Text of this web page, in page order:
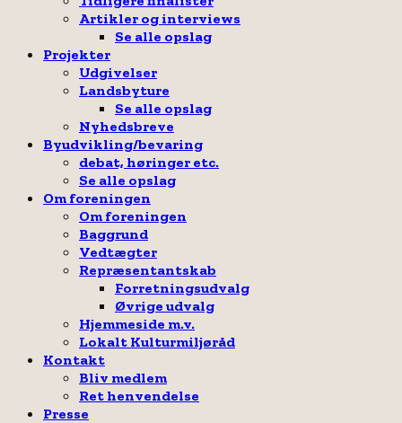
Artikler og interviews
Se alle opslag
Projekter
Udgivelser
Landsbyture
Se alle opslag
Nyhedsbreve
Byudvikling/bevaring
debat, høringer etc.
Se alle opslag
Om foreningen
Om foreningen
Baggrund
Vedtægter
Repræsentantskab
Forretningsudvalg
Øvrige udvalg
Hjemmeside m.v.
Lokalt Kulturmiljøråd
Kontakt
Bliv medlem
Ret henvendelse
Presse